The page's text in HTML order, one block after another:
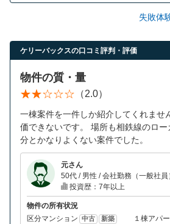
失敗体
ケリーバックスの口コミ評判・評価
物件の質・量
（2.0）
一棟案件を一件しか紹介してくれませ
価できないです。 場所も相鉄線のロ
分とかなりよくない案件でした。
元さん
50代 / 男性 / 会社勤務（一般社員
投資歴：7年以上
物件の所有状況
区分マンション 中古 新築 １棟アパ